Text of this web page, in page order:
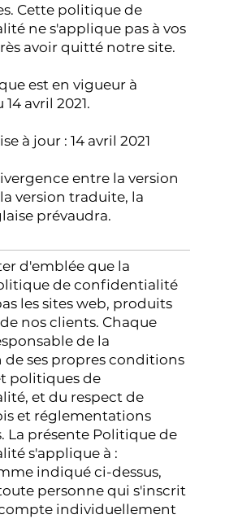
Cette politique de
ne s'applique pas à vos
avoir quitté notre site.
est en vigueur à
avril 2021.
à jour : 14 avril 2021
entre la version
version traduite, la
prévaudra.
d'emblée que la
de confidentialité
les sites web, produits
nos clients. Chaque
de la
ses propres conditions
politiques de
et du respect de
et réglementations
La présente Politique de
s'applique à :
indiqué ci-dessus,
personne qui s'inscrit
individuellement